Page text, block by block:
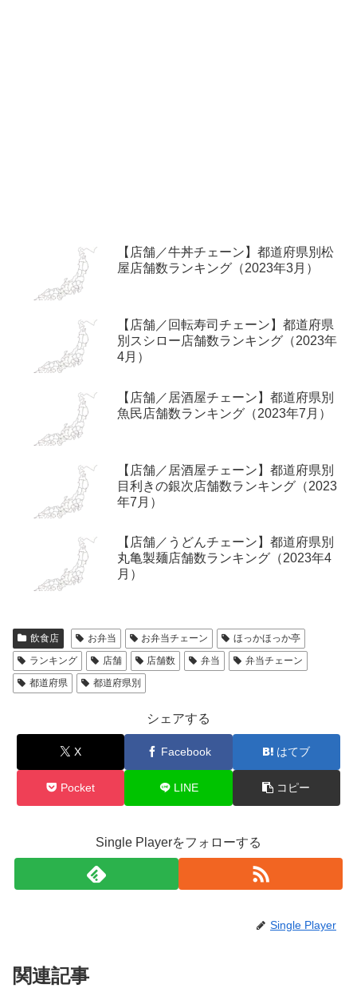
【店舗／牛丼チェーン】都道府県別松
屋店舗数ランキング（2023年3月）
【店舗／回転寿司チェーン】都道府県
別スシロー店舗数ランキング（2023年
4月）
【店舗／居酒屋チェーン】都道府県別
魚民店舗数ランキング（2023年7月）
【店舗／居酒屋チェーン】都道府県別
目利きの銀次店舗数ランキング（2023
年7月）
【店舗／うどんチェーン】都道府県別
丸亀製麺店舗数ランキング（2023年4
月）
飲食店 お弁当 お弁当チェーン
ほっかほっか亭
ランキング
店舗 店舗数 弁当
弁当チェーン
都道府県
都道府県別
シェアする
X Facebook はてブ
Pocket LINE コピー
Single Playerをフォローする
Single Player
関連記事